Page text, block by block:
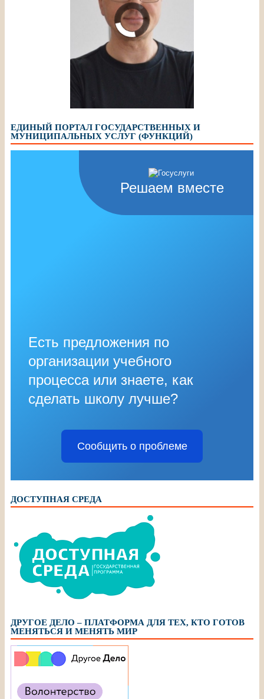
Шалимов Сергей
ЕДИНЫЙ ПОРТАЛ ГОСУДАРСТВЕННЫХ И
МУНИЦИПАЛЬНЫХ УСЛУГ (ФУНКЦИЙ)
Решаем вместе
Есть предложения по
организации учебного
процесса или знаете, как
сделать школу лучше?
Сообщить о проблеме
ДОСТУПНАЯ СРЕДА
ДРУГОЕ ДЕЛО – ПЛАТФОРМА ДЛЯ ТЕХ, КТО ГОТОВ
МЕНЯТЬСЯ И МЕНЯТЬ МИР